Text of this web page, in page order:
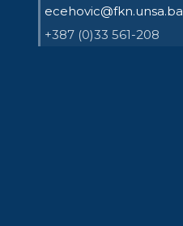
ecehovic@fkn.unsa.ba
+387 (0)33 561-208